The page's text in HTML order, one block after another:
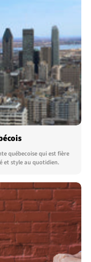
québecoise qui est fière
et style au quotidien.